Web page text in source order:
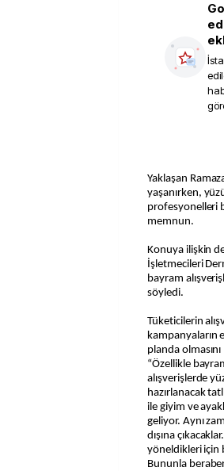
Yaklaşan
yaşanırken,
profesyonelleri
memnun.
Konuya ilişkin
İşletmecileri
bayram
söyledi.
Tüketicilerin
kampanyaların
planda
“Özellikle
alışverişlerde
hazırlanacak
ile giyim ve
geliyor. Aynı
dışına
yöneldikleri için
Bununla